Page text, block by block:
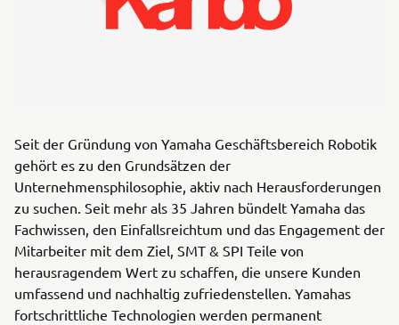
Seit der Gründung von Yamaha Geschäftsbereich Robotik
gehört es zu den Grundsätzen der
Unternehmensphilosophie, aktiv nach Herausforderungen
zu suchen. Seit mehr als 35 Jahren bündelt Yamaha das
Fachwissen, den Einfallsreichtum und das Engagement der
Mitarbeiter mit dem Ziel, SMT & SPI Teile von
herausragendem Wert zu schaffen, die unsere Kunden
umfassend und nachhaltig zufriedenstellen. Yamahas
fortschrittliche Technologien werden permanent